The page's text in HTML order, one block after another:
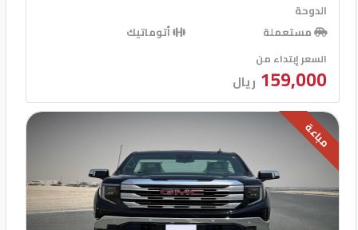
الدوحة
مستعملة
أتوماتيك
السعر إبتداء من
159,000 ريال
مباعة